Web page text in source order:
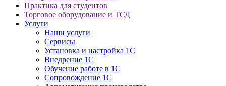
Практика для студентов
Торговое оборудование и ТСД
Услуги
Наши услуги
Сервисы
Установка и настройка 1С
Внедрение 1С
Обучение работе в 1С
Сопровождение 1С